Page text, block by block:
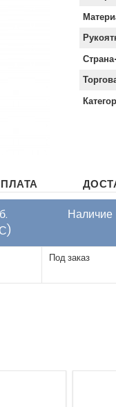
Наличие
Под заказ